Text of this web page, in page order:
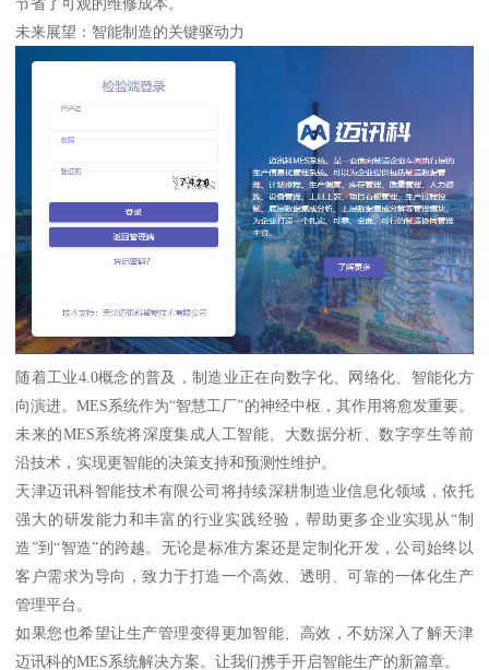
未来展望：智能制造的关键驱动力
随着工业4.0概念的普及，制造业正在向数字化、网络化、智能化方
向演进。MES系统作为“智慧工厂”的神经中枢，其作用将愈发重要。
未来的MES系统将深度集成人工智能、大数据分析、数字孪生等前
沿技术，实现更智能的决策支持和预测性维护。
天津迈讯科智能技术有限公司将持续深耕制造业信息化领域，依托
强大的研发能力和丰富的行业实践经验，帮助更多企业实现从“制
造”到“智造”的跨越。无论是标准方案还是定制化开发，公司始终以
客户需求为导向，致力于打造一个高效、透明、可靠的一体化生产
管理平台。
如果您也希望让生产管理变得更加智能、高效，不妨深入了解天津
迈讯科的MES系统解决方案。让我们携手开启智能生产的新篇章。